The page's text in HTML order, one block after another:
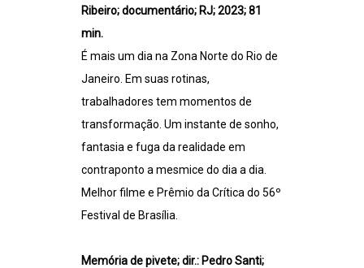
Ribeiro; documentário; RJ; 2023; 81
min.
É mais um dia na Zona Norte do Rio de
Janeiro. Em suas rotinas,
trabalhadores tem momentos de
transformação. Um instante de sonho,
fantasia e fuga da realidade em
contraponto a mesmice do dia a dia.
Melhor filme e Prêmio da Crítica do 56º
Festival de Brasília.
Memória de pivete; dir.: Pedro Santi;